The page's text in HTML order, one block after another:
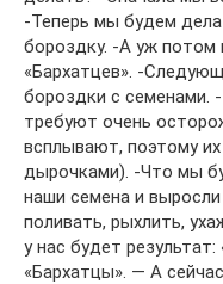
-Теперь мы будем
бороздку. -А уж
«Бархатцев». -
бороздки с семенами.
требуют очень
всплывают, поэтому
дырочками). -Что мы
наши семена и
поливать, рыхлить,
у нас будет
«Бархатцы». — А